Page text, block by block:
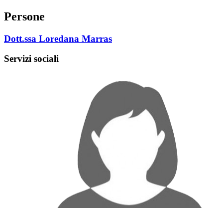
Persone
Dott.ssa Loredana Marras
Servizi sociali